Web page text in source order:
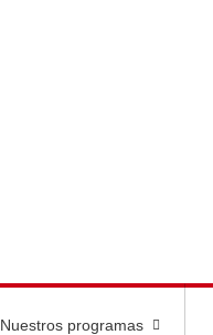
Nuestros programas